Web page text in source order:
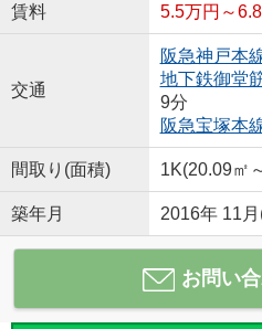
賃料 5.5万円～
交通
阪急神戸本
地下鉄御堂
9分
阪急宝塚本
間取り(面積) 1K(20.09㎡
築年月 2016年 11
お問い